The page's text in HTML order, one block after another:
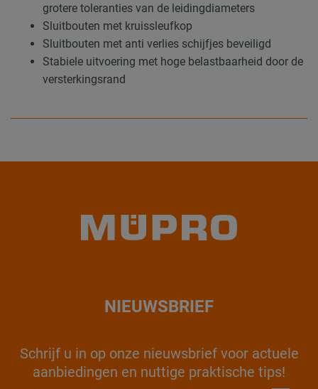
grotere toleranties van de leidingdiameters
Sluitbouten met kruissleufkop
Sluitbouten met anti verlies schijfjes beveiligd
Stabiele uitvoering met hoge belastbaarheid door de
versterkingsrand
NIEUWSBRIEF
Schrijf u in op onze nieuwsbrief voor actuele
aanbiedingen en nuttige praktische tips!